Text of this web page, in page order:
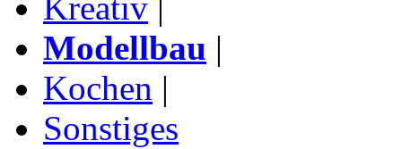
Kreativ |
Modellbau |
Kochen |
Sonstiges